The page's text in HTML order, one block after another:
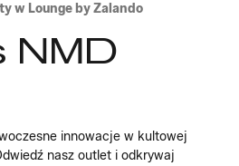
w Lounge by Zalando
NMD
innowacje w kultowej
nasz outlet i odkrywaj